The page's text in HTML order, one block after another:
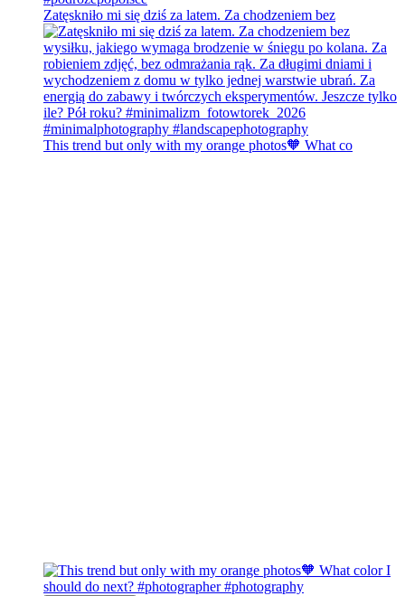
Zatęskniło mi się dziś za latem. Za chodzeniem bez
This trend but only with my orange photos🧡 What co